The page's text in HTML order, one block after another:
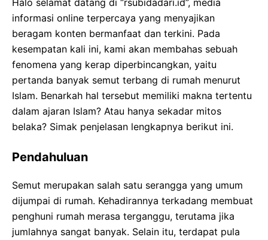
informasi online terpercaya yang menyajikan
beragam konten bermanfaat dan terkini. Pada
kesempatan kali ini, kami akan membahas sebuah
fenomena yang kerap diperbincangkan, yaitu
pertanda banyak semut terbang di rumah menurut
Islam. Benarkah hal tersebut memiliki makna tertentu
dalam ajaran Islam? Atau hanya sekadar mitos
belaka? Simak penjelasan lengkapnya berikut ini.
Pendahuluan
Semut merupakan salah satu serangga yang umum
dijumpai di rumah. Kehadirannya terkadang membuat
penghuni rumah merasa terganggu, terutama jika
jumlahnya sangat banyak. Selain itu, terdapat pula